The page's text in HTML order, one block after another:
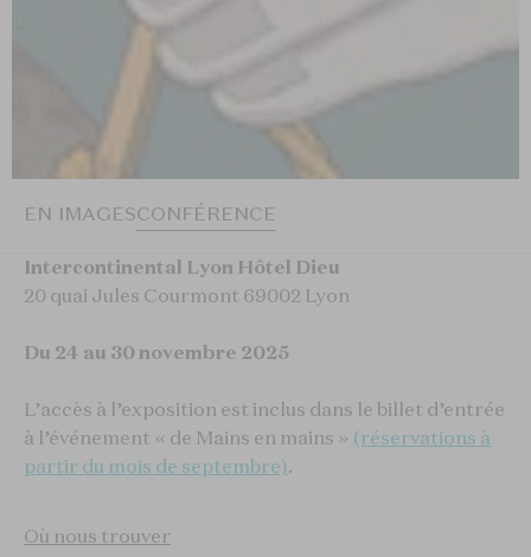
EN IMAGESCONFÉRENCE
Intercontinental Lyon Hôtel Dieu
20 quai Jules Courmont 69002 Lyon
Du 24 au 30 novembre 2025
L’accès à l’exposition est inclus dans le billet d’entrée
à l’événement « de Mains en mains » (réservations à
partir du mois de septembre).
Où nous trouver